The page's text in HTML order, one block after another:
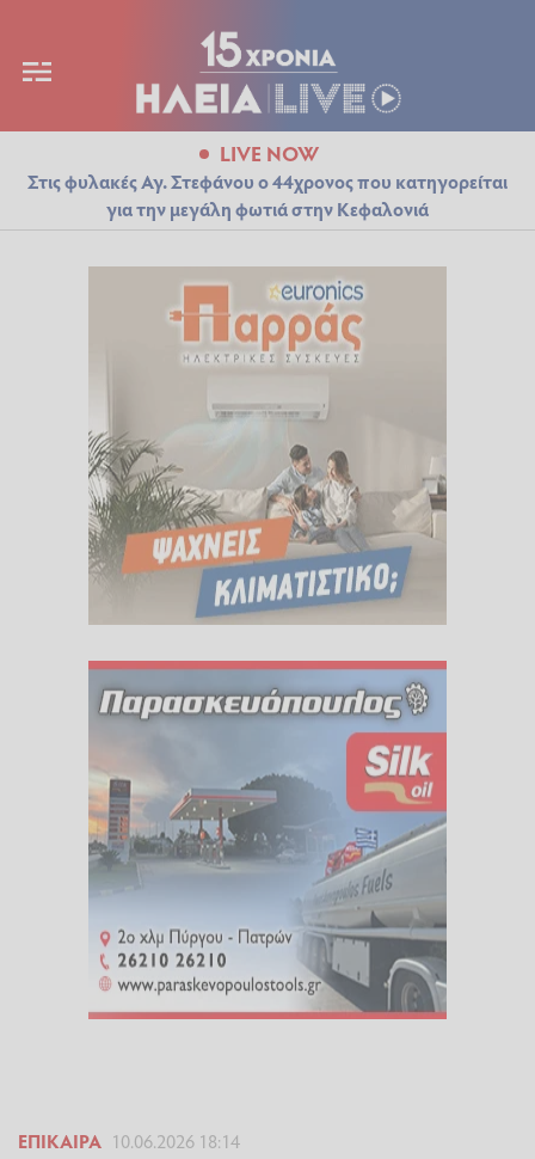
LIVE NOW
Στις φυλακές Αγ. Στεφάνου ο 44χρονος που κατηγορείται
για την μεγάλη φωτιά στην Κεφαλονιά
ΕΠΊΚΑΙΡΑ 10.06.2026 18:14